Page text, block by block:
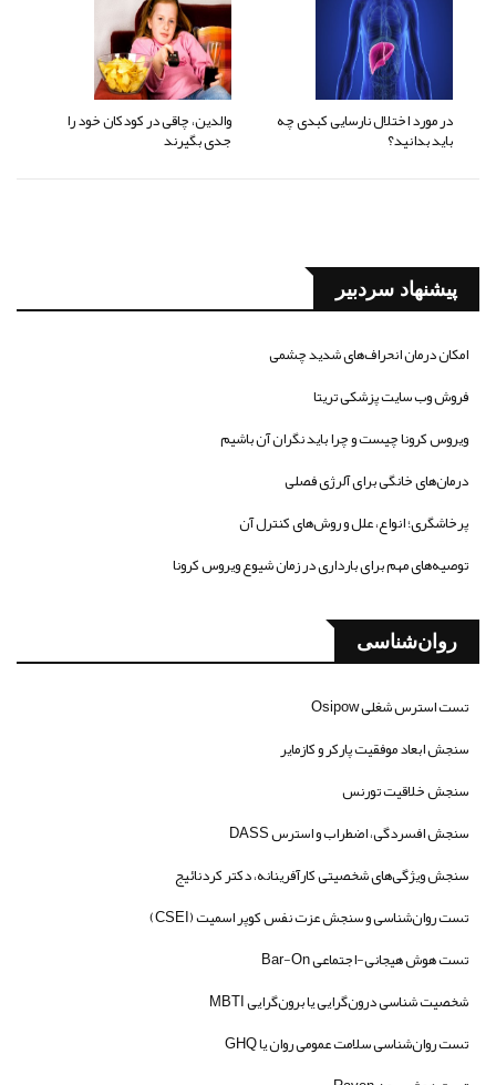
در مورد اختلال نارسایی کبدی چه
باید بدانید؟
والدین، چاقی در کودکان خود را
جدی بگیرند
پیشنهاد سردبیر
امکان درمان انحراف‌های شدید چشمی
فروش وب سایت پزشکی تریتا
ویروس کرونا چیست و چرا باید نگران آن باشیم
درمان‌های خانگی برای آلرژی فصلی
پرخاشگری؛ انواع، علل و روش‌های کنترل آن
توصیه‌های مهم برای بارداری در زمان شیوع ویروس کرونا
روان‌شناسی
تست استرس شغلی Osipow
سنجش ابعاد موفقیت پارکر و کازمایر
سنجش خلاقیت تورنس
سنجش افسردگی، اضطراب و استرس DASS
سنجش ویژگی‌های شخصیتی کارآفرینانه، دکتر کردنائیج
تست روان‌شناسی و سنجش عزت نفس کوپر اسمیت (CSEI)
تست هوش هیجانی-اجتماعی Bar-On
شخصیت شناسی درون‌گرایی یا برون‌گرایی MBTI
تست روان‌شناسی سلامت عمومی روان یا GHQ